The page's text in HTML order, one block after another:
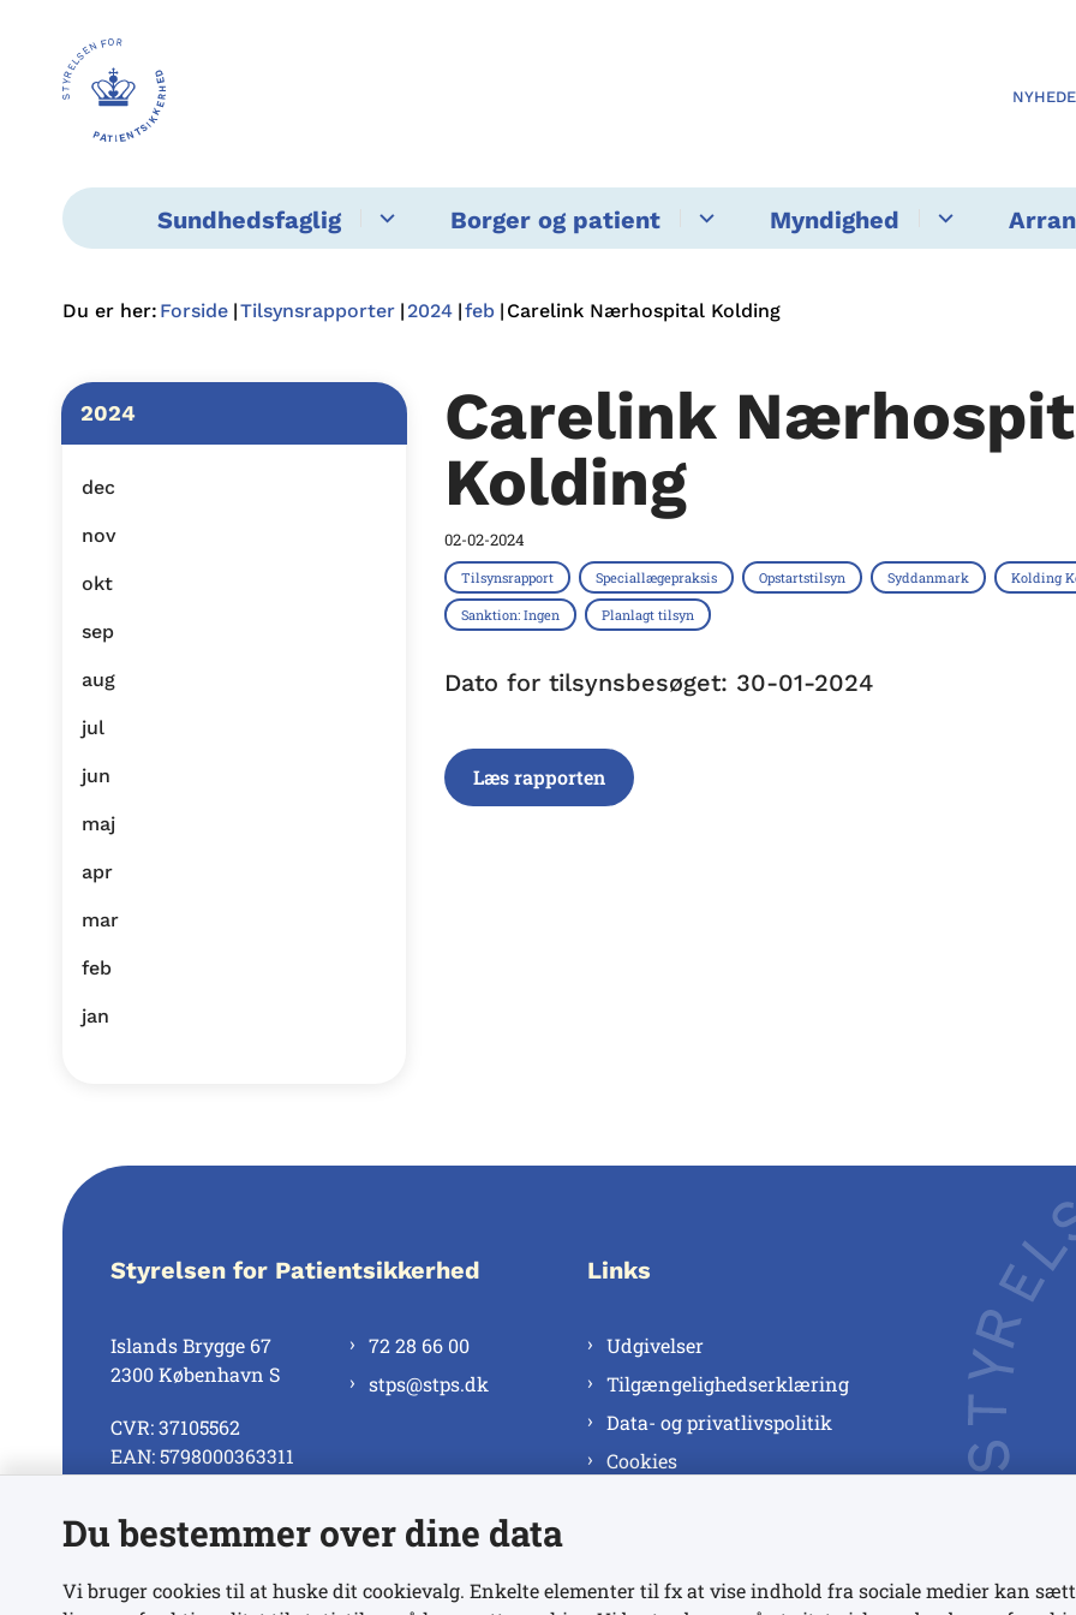
Sundhedsfaglig Borger og patient Myndighed
Du er her: Forside Tilsynsrapporter 2024 feb Carelink Nærhospital Kolding
2024
dec
nov
okt
sep
aug
jul
jun
maj
apr
mar
feb
jan
Carelink
Kolding
02-02-2024
Tilsynsrapport Speciallægepraksis Opstartstilsyn Syddanmark Kolding
Sanktion: Ingen Planlagt tilsyn
Dato for tilsynsbesøget: 30-01-2024
Læs rapporten
Styrelsen for Patientsikkerhed
Islands Brygge 67
2300 København S
CVR: 37105562
EAN: 5798000363311
72 28 66 00
stps@stps.dk
Se alle kontaktnumre
Links
Udgivelser
Tilgængelighedserklæring
Data- og privatlivspolitik
Cookies
Du bestemmer over dine data
Vi bruger cookies til at huske dit cookievalg. Enkelte elementer til fx at vise indhold fra sociale medier kan